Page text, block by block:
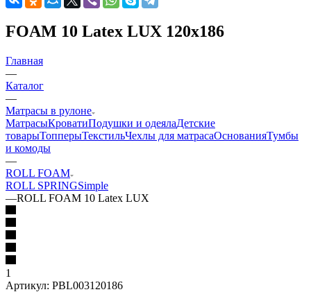
FOAM 10 Latex LUX 120x186
Главная
—
Каталог
—
Матрасы в рулоне
МатрасыКроватиПодушки и одеялаДетские
товарыТопперыТекстильЧехлы для матрасаОснованияТумбы
и комоды
—
ROLL FOAM
ROLL SPRINGSimple
—ROLL FOAM 10 Latex LUX
1
Артикул: PBL003120186